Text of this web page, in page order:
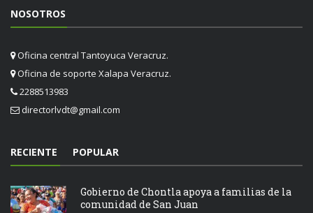
NOSOTROS
Oficina central Tantoyuca Veracruz.
Oficina de soporte Xalapa Veracruz.
2288513983
directorlvdt@gmail.com
RECIENTE POPULAR
Gobierno de Chontla apoya a familias de la
comunidad de San Juan